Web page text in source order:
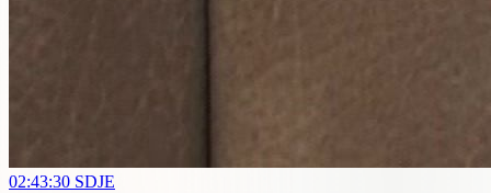
02:43:30 SDJE